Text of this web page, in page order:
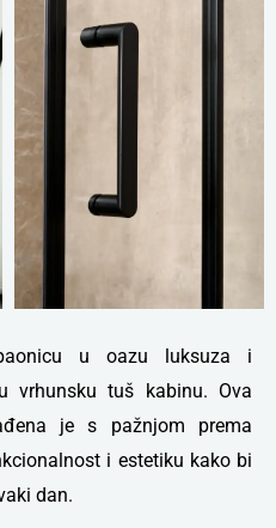
u oazu luksuza i
vrhunsku tuš kabinu. Ova
je s pažnjom prema
i estetiku kako bi
dan.